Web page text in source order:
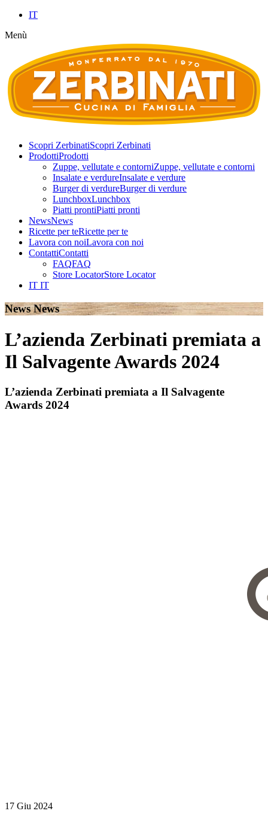
IT
Menù
Scopri ZerbinatiScopri Zerbinati
ProdottiProdotti
Zuppe, vellutate e contorniZuppe, vellutate e contorni
Insalate e verdureInsalate e verdure
Burger di verdureBurger di verdure
LunchboxLunchbox
Piatti prontiPiatti pronti
NewsNews
Ricette per teRicette per te
Lavora con noiLavora con noi
ContattiContatti
FAQFAQ
Store LocatorStore Locator
IT IT
News News
L’azienda Zerbinati premiata a
Il Salvagente Awards 2024
L’azienda Zerbinati premiata a Il Salvagente
Awards 2024
17 Giu 2024